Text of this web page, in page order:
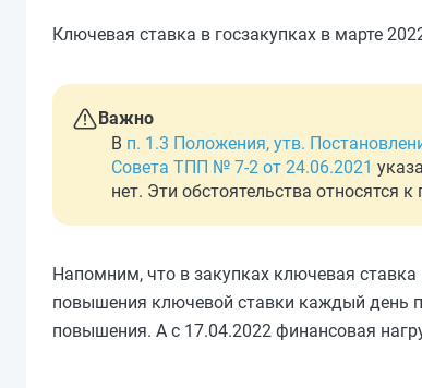
Ключевая ставка в госзакупках в марте
Важно
В п. 1.3 Положения, утв.
Совета ТПП № 7-2 от 24.06.2021
нет. Эти обстоятельства относятся
Напомним, что в закупках ключевая ставка
повышения ключевой ставки каждый день
повышения. А с 17.04.2022 финансовая